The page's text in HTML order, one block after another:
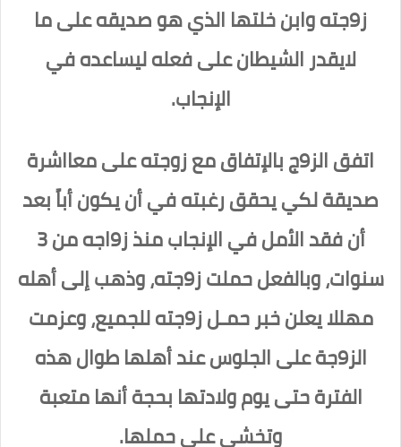
ز9جته وابن خلتها الذي هو صديقه على ما
لايقدر الشيطان على فعله ليساعده في
الإنجاب.
اتفق الز9ج بالإتفاق مع زوجته على معااشرة
صديقة لكي يحقق رغبته في أن يكون أباً بعد
أن فقد الأمل في الإنجاب منذ ز9اجه من 3
سنوات، وبالفعل حملت ز9جته، وذهب إلى أهله
مهللا يعلن خبر حمـل ز9جته للجميع، وعزمت
الز9جة على الجلوس عند أهلها طوال هذه
الفترة حتى يوم ولادتها بحجة أنها متعبة
وتخشى على حملها.